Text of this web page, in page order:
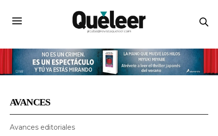
AVANCES
Avances editoriales